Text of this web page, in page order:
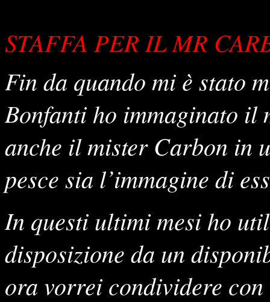
STAFFA PER IL MR
Fin da quando mi è stato
Bonfanti ho immaginato il
anche il mister Carbon in
pesce sia l’immagine di
In questi ultimi mesi ho
disposizione da un
ora vorrei condividere